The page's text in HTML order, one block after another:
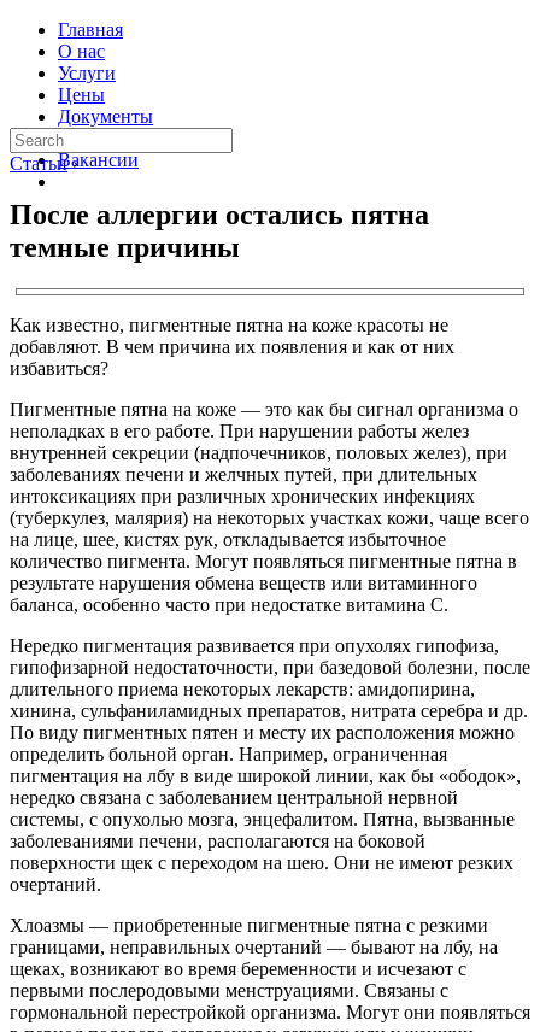
Главная
О нас
Услуги
Цены
Документы
Контакты
Вакансии
Статьи ›
После аллергии остались пятна
темные причины
Как известно, пигментные пятна на коже красоты не
добавляют. В чем причина их появления и как от них
избавиться?
Пигментные пятна на коже — это как бы сигнал организма о
неполадках в его работе. При нарушении работы желез
внутренней секреции (надпочечников, половых желез), при
заболеваниях печени и желчных путей, при длительных
интоксикациях при различных хронических инфекциях
(туберкулез, малярия) на некоторых участках кожи, чаще всего
на лице, шее, кистях рук, откладывается избыточное
количество пигмента. Могут появляться пигментные пятна в
результате нарушения обмена веществ или витаминного
баланса, особенно часто при недостатке витамина С.
Нередко пигментация развивается при опухолях гипофиза,
гипофизарной недостаточности, при базедовой болезни, после
длительного приема некоторых лекарств: амидопирина,
хинина, сульфаниламидных препаратов, нитрата серебра и др.
По виду пигментных пятен и месту их расположения можно
определить больной орган. Например, ограниченная
пигментация на лбу в виде широкой линии, как бы «ободок»,
нередко связана с заболеванием центральной нервной
системы, с опухолью мозга, энцефалитом. Пятна, вызванные
заболеваниями печени, располагаются на боковой
поверхности щек с переходом на шею. Они не имеют резких
очертаний.
Хлоазмы — приобретенные пигментные пятна с резкими
границами, неправильных очертаний — бывают на лбу, на
щеках, возникают во время беременности и исчезают с
первыми послеродовыми менструациями. Связаны с
гормональной перестройкой организма. Могут они появляться